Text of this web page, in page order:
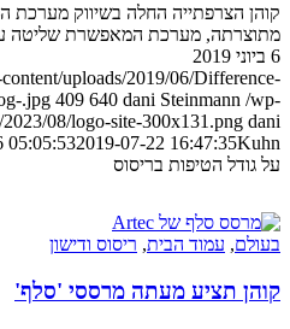
מתוצרתה, מערכת המאפשרת שליטה
6 ביוני 2019
uploads/2019/06/Difference-
.jpg 409 640 dani Steinmann /wp-
08/logo-site-300x131.png dani
05:05:532019-07-22 16:47:35
על גודל הטיפות בריסוס
בעולם, עמוד הבית, ריסוס ודישון
קוהן תציע מעתה מרססי 'סלף'